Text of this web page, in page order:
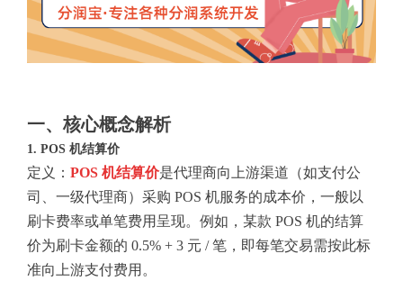
一、核心概念解析
1. POS 机结算价
定义： POS 机结算价是代理商向上游渠道（如支付公
司、一级代理商）采购 POS 机服务的成本价，一般以
刷卡费率或单笔费用呈现。例如，某款 POS 机的结算
价为刷卡金额的 0.5% + 3 元 / 笔，即每笔交易需按此标
准向上游支付费用。